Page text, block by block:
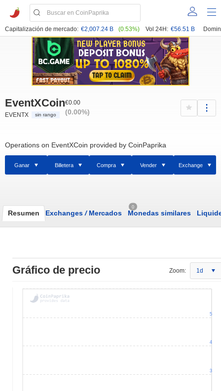
Capitalización de mercado: €2,007.24 B (0.53%) Vol 24H: €56.51 B
EventXCoin
EVENTX sin rango
€0.00
(0.00%)
Operations on EventXCoin provided by CoinPaprika
Ganar Billetera Compra Vender Exchange
Resumen Exchanges /Mercados
0
Monedas similares
Gráfico de precio Zoom: 1d
3
4
5